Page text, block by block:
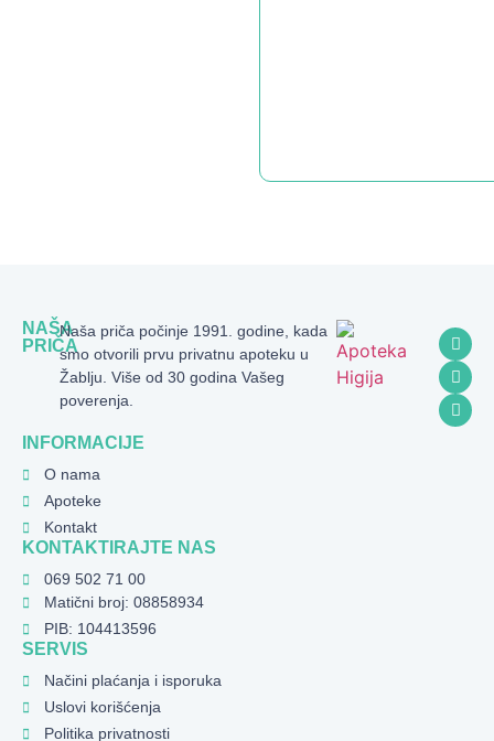
NAŠA
PRIČA
Naša priča počinje 1991. godine, kada
smo otvorili prvu privatnu apoteku u
Žablju. Više od 30 godina Vašeg
poverenja.
INFORMACIJE
O nama
Apoteke
Kontakt
KONTAKTIRAJTE NAS
069 502 71 00
Matični broj: 08858934
PIB: 104413596
SERVIS
Načini plaćanja i isporuka
Uslovi korišćenja
Politika privatnosti